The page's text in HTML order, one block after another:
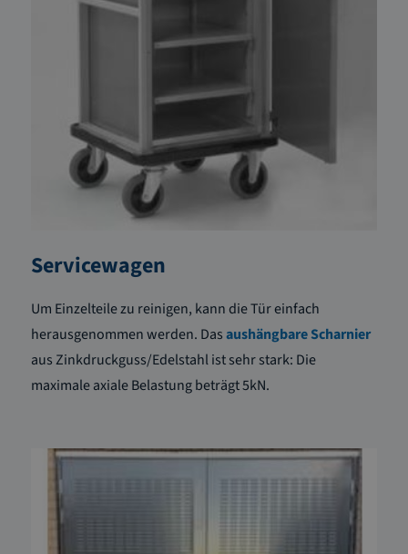
Servicewagen
Um Einzelteile zu reinigen, kann die Tür einfach
herausgenommen werden. Dasaushängbare Scharnier
aus Zinkdruckguss/Edelstahl ist sehr stark: Die
maximale axiale Belastung beträgt 5kN.